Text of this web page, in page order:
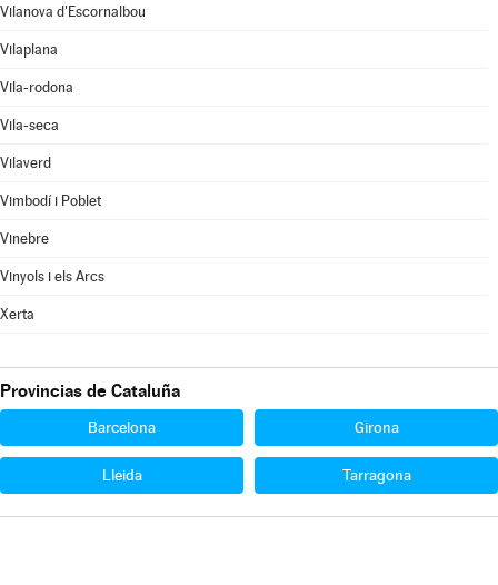
Vilanova d'Escornalbou
Vilaplana
Vila-rodona
Vila-seca
Vilaverd
Vimbodí i Poblet
Vinebre
Vinyols i els Arcs
Xerta
Provincias de Cataluña
Barcelona Girona
Lleida Tarragona